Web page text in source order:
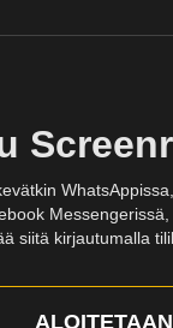
Messengerissä,
siitä kirjautumalla
ALOITETAAN